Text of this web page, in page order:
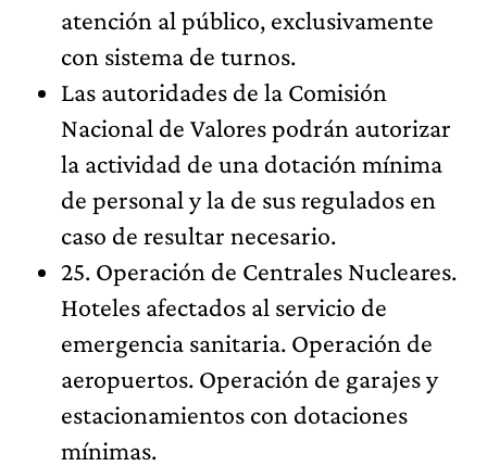
atención al público, exclusivamente
con sistema de turnos.
Las autoridades de la Comisión
Nacional de Valores podrán autorizar
la actividad de una dotación mínima
de personal y la de sus regulados en
caso de resultar necesario.
25. Operación de Centrales Nucleares.
Hoteles afectados al servicio de
emergencia sanitaria. Operación de
aeropuertos. Operación de garajes y
estacionamientos con dotaciones
mínimas.